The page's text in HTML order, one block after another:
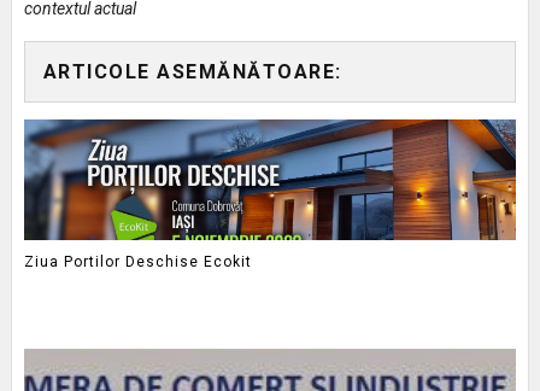
contextul actual
ARTICOLE ASEMĂNĂTOARE:
Ziua Portilor Deschise Ecokit